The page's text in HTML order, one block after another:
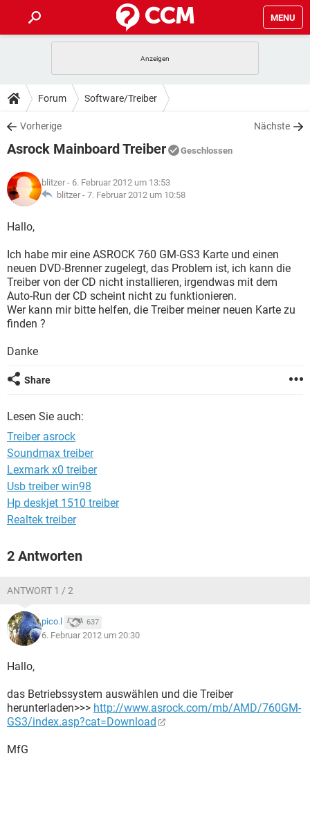
MENU
ANDROID IOS
WINDOWS 10
WHATSAPP TIKTOK
FACEBOOK
TIPPS & TRICKS
SPIELE
WHATSAPP TIKTOK
FACEBOOK
DOWNLOADS
SPIELE STREAMING
ANDROID
WINDOWS 10 INSTAGRAM
WHATSAPP
SPIELE STREAMING
ANDROID
WINDOWS 10
WHATSAPP TIKTOK
FACEBOOK HARDWARE
LEXIKON
SPIELE
WINDOWS 10 INSTAGRAM
WHATSAPP TIKTOK
FACEBOOK HARDWARE
Forum Software/Treiber
Vorherige Nächste
Asrock Mainboard Treiber Geschlossen
blitzer - 6. Februar 2012 um 13:53
blitzer - 7. Februar 2012 um 10:58
Hallo,
Ich habe mir eine ASROCK 760 GM-GS3 Karte und einen
neuen DVD-Brenner zugelegt, das Problem ist, ich kann die
Treiber von der CD nicht installieren, irgendwas mit dem
Auto-Run der CD scheint nicht zu funktionieren.
Wer kann mir bitte helfen, die Treiber meiner neuen Karte zu
finden ?
Danke
Share
Lesen Sie auch:
Treiber asrock
Soundmax treiber
Lexmark x0 treiber
Usb treiber win98
Hp deskjet 1510 treiber
Realtek treiber
2 Antworten
ANTWORT 1 / 2
pico.l 637
6. Februar 2012 um 20:30
Hallo,
das Betriebssystem auswählen und die Treiber
herunterladen>>> http://www.asrock.com/mb/AMD/760GM-
GS3/index.asp?cat=Download
MfG